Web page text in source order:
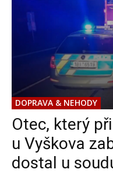
DOPRAVA & NEHODY
Otec, který
u Vyškova
dostal u